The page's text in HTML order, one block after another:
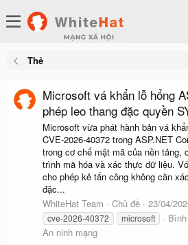
Thẻ
Microsoft vá khẩn lỗ hổng
phép leo thang đặc quyền
Microsoft vừa phát hành bản vá
CVE-2026-40372 trong ASP.NET
trong cơ chế mật mã của nền tảng,
trình mã hóa và xác thực dữ liệu.
cho phép kẻ tấn công không cần
đặc...
WhiteHat Team
Chủ đề 23/04/
cve-2026-40372 microsoft
An ninh mạng